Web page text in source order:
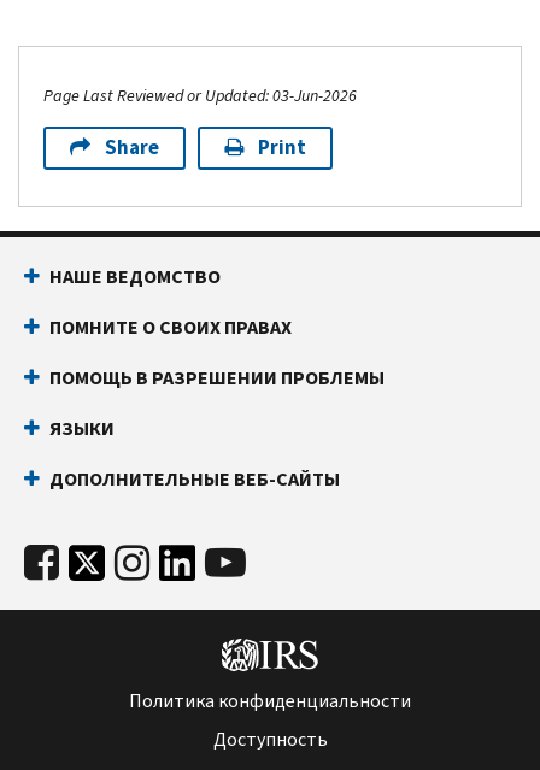
Page Last Reviewed or Updated: 03-Jun-2026
Share Print
НАШЕ ВЕДОМСТВО
ПОМНИТЕ О СВОИХ ПРАВАХ
ПОМОЩЬ В РАЗРЕШЕНИИ ПРОБЛЕМЫ
ЯЗЫКИ
ДОПОЛНИТЕЛЬНЫЕ ВЕБ-САЙТЫ
Политика конфиденциальности
Доступность